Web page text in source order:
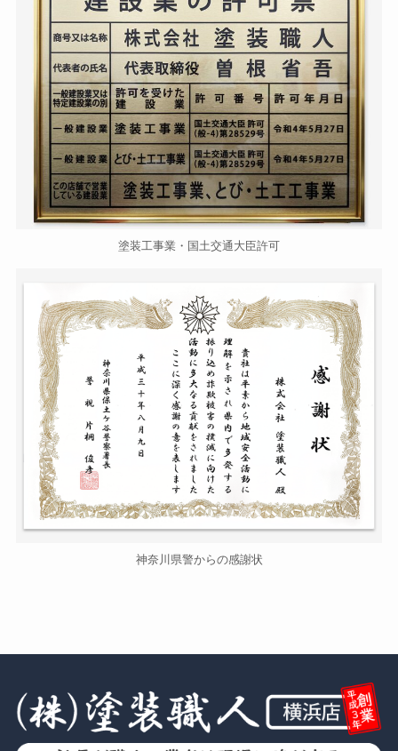
塗装工事業・国土交通大臣許可
神奈川県警からの感謝状